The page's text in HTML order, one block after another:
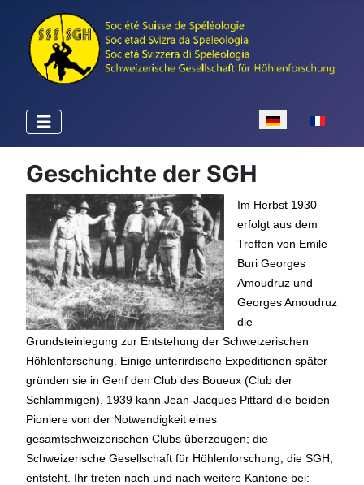
Sprache
Geschichte der SGH
Im Herbst 1930
erfolgt aus dem
Treffen von Emile
Buri Georges
Amoudruz und
Georges Amoudruz
die
Grundsteinlegung zur Entstehung der Schweizerischen
Höhlenforschung. Einige unterirdische Expeditionen später
gründen sie in Genf den Club des Boueux (Club der
Schlammigen). 1939 kann Jean-Jacques Pittard die beiden
Pioniere von der Notwendigkeit eines
gesamtschweizerischen Clubs überzeugen; die
Schweizerische Gesellschaft für Höhlenforschung, die SGH,
entsteht. Ihr treten nach und nach weitere Kantone bei: